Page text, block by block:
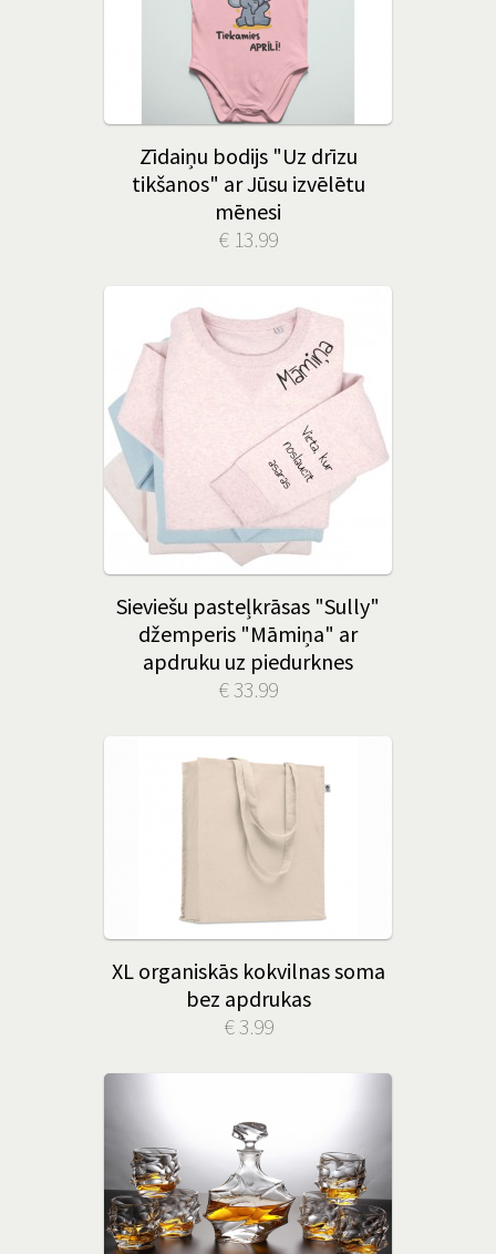
Zīdaiņu bodijs "Uz drīzu
tikšanos" ar Jūsu izvēlētu
mēnesi
€ 13.99
Sieviešu pasteļkrāsas "Sully"
džemperis "Māmiņa" ar
apdruku uz piedurknes
€ 33.99
XL organiskās kokvilnas soma
bez apdrukas
€ 3.99